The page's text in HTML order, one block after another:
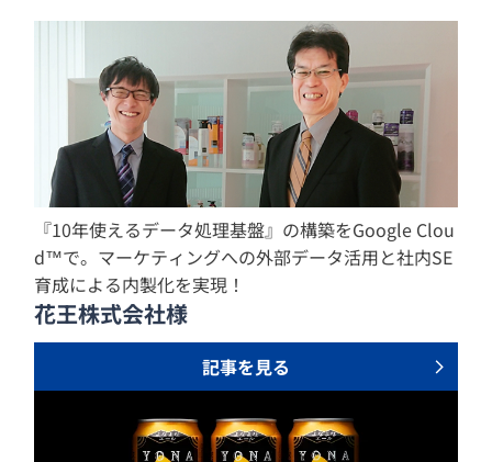
『10年使えるデータ処理基盤』の構築をGoogle Clou
d™で。マーケティングへの外部データ活用と社内SE
育成による内製化を実現！
花王株式会社様
記事を見る